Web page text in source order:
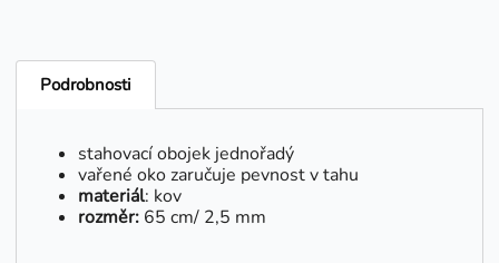
Podrobnosti
stahovací obojek jednořadý
vařené oko zaručuje pevnost v tahu
materiál: kov
rozměr: 65 cm/ 2,5 mm